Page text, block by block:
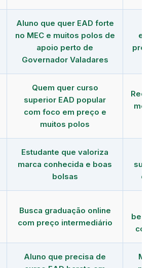
Aluno que quer EAD forte
no MEC e muitos polos de
apoio perto de
Governador Valadares
Quem quer curso
superior EAD popular
com foco em preço e
muitos polos
Estudante que valoriza
marca conhecida e boas
bolsas
Busca graduação online
com preço intermediário
Aluno que precisa de